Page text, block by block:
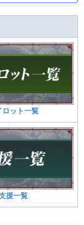
ロット一覧
援一覧